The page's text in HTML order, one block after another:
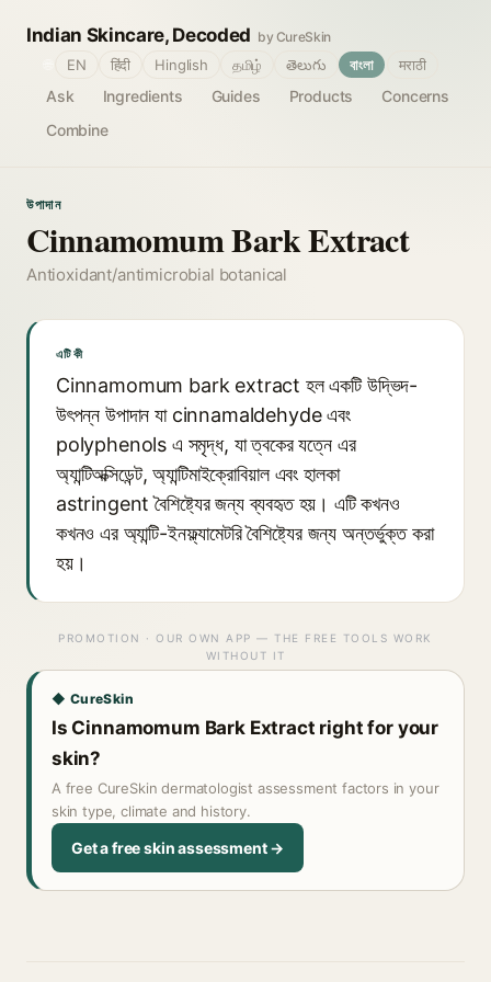
Indian Skincare, Decoded by CureSkin
Ask Ingredients Guides Products
Concerns
Combine
EN हिंदी Hinglish தமிழ் తెలుగు বাংলা मराठी
উপাদান
Cinnamomum Bark Extract
Antioxidant/antimicrobial botanical
এটি কী
Cinnamomum bark extract হল একটি উদ্ভিদ-
উৎপন্ন উপাদান যা cinnamaldehyde এবং
polyphenols এ সমৃদ্ধ, যা ত্বকের যত্নে এর
অ্যান্টিঅক্সিডেন্ট, অ্যান্টিমাইক্রোবিয়াল এবং হালকা
astringent বৈশিষ্ট্যের জন্য ব্যবহৃত হয়। এটি কখনও
কখনও এর অ্যান্টি-ইনফ্ল্যামেটরি বৈশিষ্ট্যের জন্য অন্তর্ভুক্ত করা
হয়।
PROMOTION · OUR OWN APP — THE FREE TOOLS WORK
WITHOUT IT
◆ CureSkin
Is Cinnamomum Bark Extract right for your
skin?
A free CureSkin dermatologist assessment factors in your
skin type, climate and history.
Get a free skin assessment →